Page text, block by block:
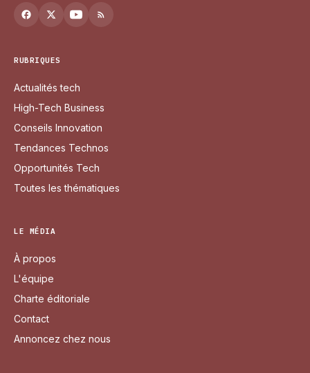
RUBRIQUES
Actualités tech
High-Tech Business
Conseils Innovation
Tendances Technos
Opportunités Tech
Toutes les thématiques
LE MÉDIA
À propos
L'équipe
Charte éditoriale
Contact
Annoncez chez nous